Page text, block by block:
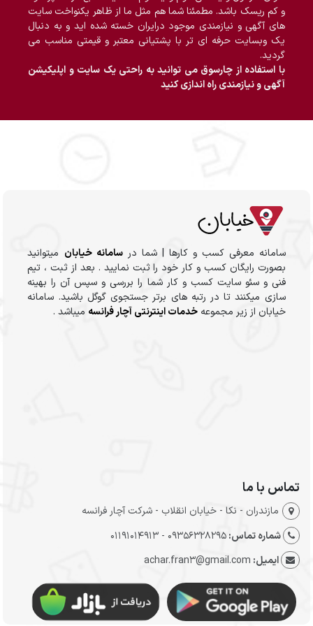
و کم ریسک باشد. مطمئنا شما هم مثل ما از ظاهر یکنواخت سایت
های آگهی و نیازمندی موجود درایران خسته شده اید و به دنبال
یک وبسایت حرفه ای تر با پشتیانی معتبر و قیمتی مناسب می
گردید.
با استفاده از چارسوق می توانید به راحتی یک سایت و اپلیکیشن
آگهی و نیازمندی راه اندازی کنید
سامانه معرفی کسب و کارها | شما درسامانه خیابان میتوانید
بصورت رایگان کسب و کار خود را ثبت نمایید . بعد از ثبت ، تیم
فنی و سئو سایت کسب و کار شما را بررسی و سپس آن را بهینه
سازی میکنند تا در رتبه های برتر جستجوی گوگل باشید. سامانه
خیابان از زیر مجموعهخدمات اینترنتی آچار فرانسه میباشد .
تماس با ما
مازندران - نکا - خیابان انقلاب - شرکت آچار فرانسه
شماره تماس:09356328295 - 01191014913
ایمیل: achar.fran3@gmail.com